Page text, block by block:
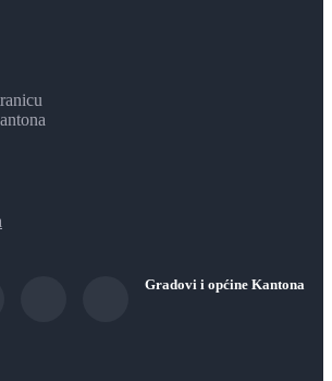
Gradovi i općine Kantona